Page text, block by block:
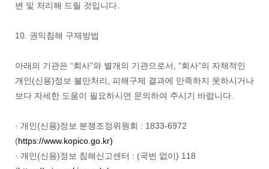
변 및 처리해 드릴 것입니다.
10. 권익침해 구제방법
아래의 기관은 “회사”와 별개의 기관으로서, “회사”의 자체적인
개인(신용)정보 불만처리, 피해구제 결과에 만족하지 못하시거나
보다 자세한 도움이 필요하시면 문의하여 주시기 바랍니다.
· 개인(신용)정보 분쟁조정위원회 : 1833-6972
(https://www.kopico.go.kr)
· 개인(신용)정보 침해신고센터 : (국번 없이) 118